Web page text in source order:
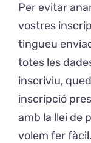
Per evitar
vostres
tingueu
totes les
inscriviu,
inscripció
amb la llei de
volem fer fàcil.